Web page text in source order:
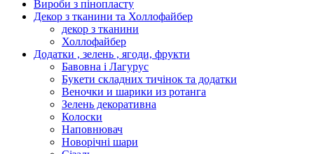
Вироби з пінопласту
Декор з тканини та Холлофайбер
декор з тканини
Холлофайбер
Додатки , зелень , ягоди, фрукти
Бавовна і Лагурус
Букети складних тичінок та додатки
Веночки и шарики из ротанга
Зелень декоративна
Колоски
Наповнювач
Новорічні шари